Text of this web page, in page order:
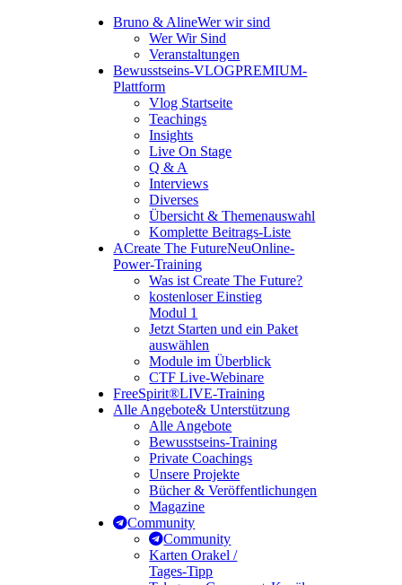
Bruno & AlineWer wir sind
Wer Wir Sind
Veranstaltungen
Bewusstseins-VLOGPREMIUM-
Plattform
Vlog Startseite
Teachings
Insights
Live On Stage
Q & A
Interviews
Diverses
Übersicht & Themenauswahl
Komplette Beitrags-Liste
ACreate The FutureNeuOnline-
Power-Training
Was ist Create The Future?
kostenloser Einstieg
Modul 1
Jetzt Starten und ein Paket
auswählen
Module im Überblick
CTF Live-Webinare
FreeSpirit®LIVE-Training
Alle Angebote& Unterstützung
Alle Angebote
Bewusstseins-Training
Private Coachings
Unsere Projekte
Bücher & Veröffentlichungen
Magazine
Community
Community
Karten Orakel /
Tages-Tipp